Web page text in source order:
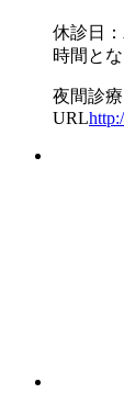
休診日
時間とな
夜間診
URL